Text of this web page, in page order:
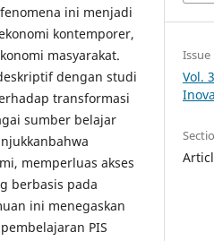
ini menjadi
kontemporer,
masyarakat.
dengan studi
transformasi
sumber belajar
memperluas akses
berbasis pada
ini menegaskan
PIS
Issue
Vol.